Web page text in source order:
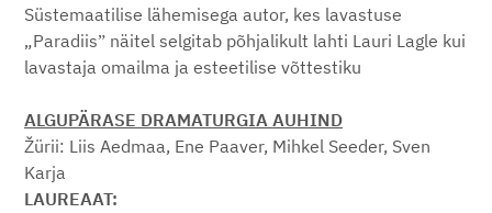
Süstemaatilise lähemisega autor, kes lavastuse
„Paradiisˮ näitel selgitab põhjalikult lahti Lauri Lagle kui
lavastaja omailma ja esteetilise võttestiku
ALGUPÄRASE DRAMATURGIA AUHIND
Žürii: Liis Aedmaa, Ene Paaver, Mihkel Seeder, Sven
Karja
LAUREAAT: